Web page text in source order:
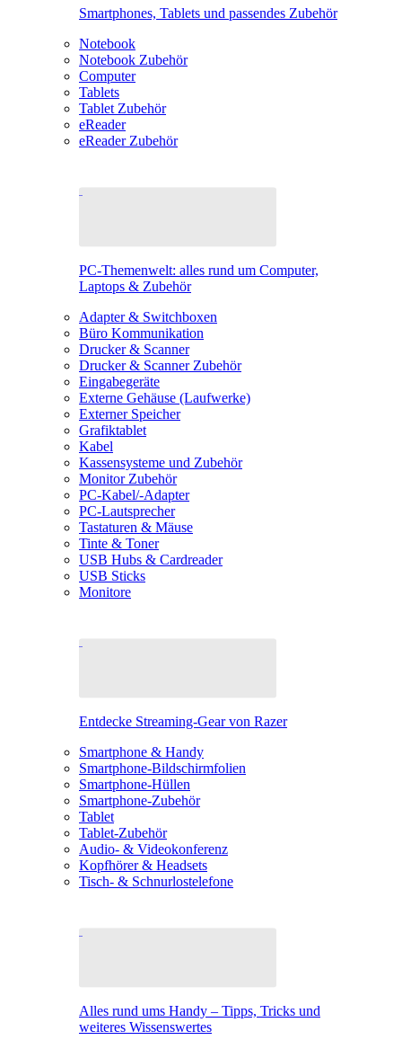
Smartphones, Tablets und passendes Zubehör
Notebook
Notebook Zubehör
Computer
Tablets
Tablet Zubehör
eReader
eReader Zubehör
PC-Themenwelt: alles rund um Computer,
Laptops & Zubehör
Adapter & Switchboxen
Büro Kommunikation
Drucker & Scanner
Drucker & Scanner Zubehör
Eingabegeräte
Externe Gehäuse (Laufwerke)
Externer Speicher
Grafiktablet
Kabel
Kassensysteme und Zubehör
Monitor Zubehör
PC-Kabel/-Adapter
PC-Lautsprecher
Tastaturen & Mäuse
Tinte & Toner
USB Hubs & Cardreader
USB Sticks
Monitore
Entdecke Streaming-Gear von Razer
Smartphone & Handy
Smartphone-Bildschirmfolien
Smartphone-Hüllen
Smartphone-Zubehör
Tablet
Tablet-Zubehör
Audio- & Videokonferenz
Kopfhörer & Headsets
Tisch- & Schnurlostelefone
Alles rund ums Handy – Tipps, Tricks und
weiteres Wissenswertes